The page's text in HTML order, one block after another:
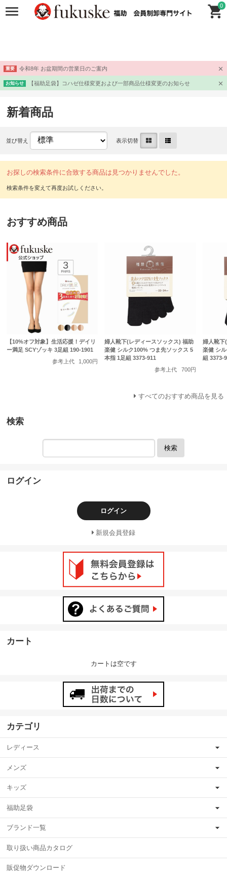
重要 令和8年 お盆期間の営業日のご案内
お知らせ 【福助足袋】コハゼ仕様変更および一部商品仕様変更のお知らせ
0
新着商品
並び替え 表示切替
お探しの検索条件に合致する商品は見つかりませんでした。
おすすめ商品
【10%オフ対象】生活応援！デイリ
ー満足 SCYゾッキ 3足組 190-1901
参考上代
1,000円
婦人靴下(レディースソックス) 福助
楽健 シルク100% つま先ソックス 5
本指 1足組 3373-911
参考上代
700円
婦人靴下
楽健 シ
組 3373-
すべてのおすすめ商品を見る
検索
検索
ログイン
ログイン
新規会員登録
カート
カートは空です
カテゴリ
レディース
メンズ
キッズ
福助足袋
ブランド一覧
取り扱い商品カタログ
販促物ダウンロード